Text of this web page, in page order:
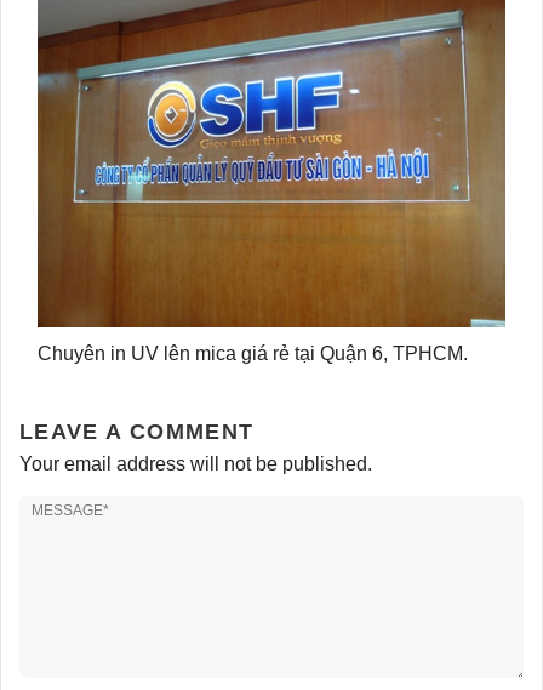
Chuyên in UV lên mica giá rẻ tại Quận 6, TPHCM.
LEAVE A COMMENT
Your email address will not be published.